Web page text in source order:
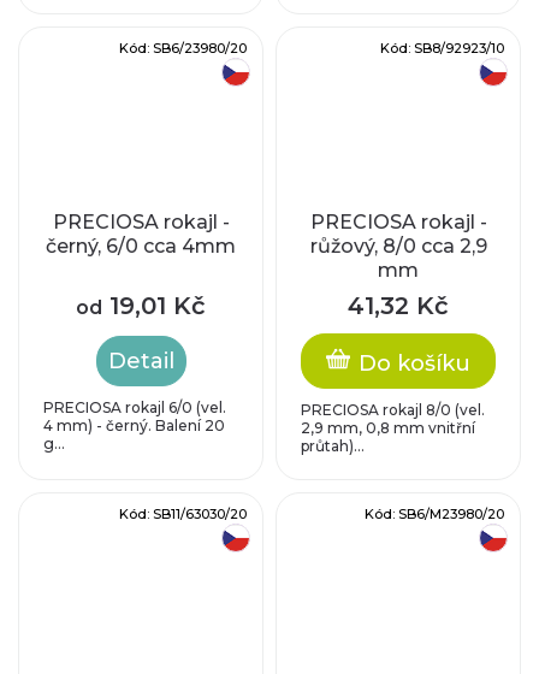
PRECIOSA rokajl -
černý, 6/0 cca 4mm
od 19,01 Kč
Detail
PRECIOSA rokajl 6/0 (vel.
4 mm) - černý. Balení 20
g...
Kód: SB6/23980/20
PRECIOSA rokajl -
růžový, 8/0 cca 2,9
mm
41,32 Kč
Do košíku
PRECIOSA rokajl 8/0 (vel.
2,9 mm, 0,8 mm vnitřní
průtah)...
Kód: SB8/92923/10
Kód: SB11/63030/20 Kód: SB6/M23980/20